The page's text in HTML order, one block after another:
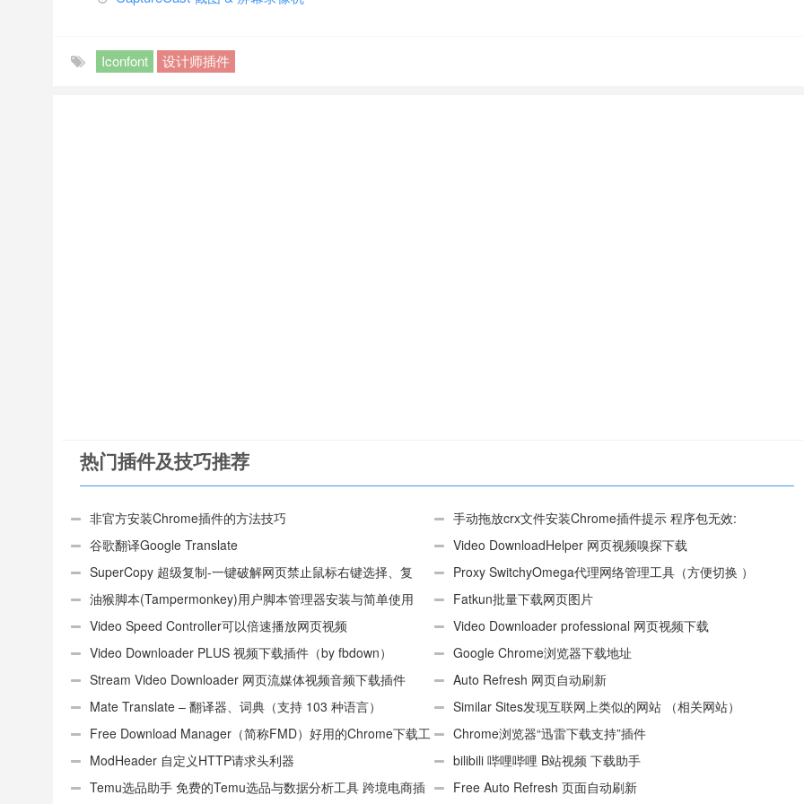
Iconfont 设计师插件
热门插件及技巧推荐
非官方安装Chrome插件的方法技巧
手动拖放crx文件安装Chrome插件提示 程序包无效:
“CEX_HEADER_INVALID”的解决办法
谷歌翻译Google Translate
Video DownloadHelper 网页视频嗅探下载
SuperCopy 超级复制-一键破解网页禁止鼠标右键选择、复
制
Proxy SwitchyOmega代理网络管理工具（方便切换 ）
油猴脚本(Tampermonkey)用户脚本管理器安装与简单使用
（适用Android）
Fatkun批量下载网页图片
Video Speed Controller可以倍速播放网页视频
Video Downloader professional 网页视频下载
Video Downloader PLUS 视频下载插件（by fbdown）
Google Chrome浏览器下载地址
Stream Video Downloader 网页流媒体视频音频下载插件
Auto Refresh 网页自动刷新
Mate Translate – 翻译器、词典（支持 103 种语言）
Similar Sites发现互联网上类似的网站 （相关网站）
Free Download Manager（简称FMD）好用的Chrome下载工
具插件
Chrome浏览器“迅雷下载支持”插件
ModHeader 自定义HTTP请求头利器
bilibili 哔哩哔哩 B站视频 下载助手
Temu选品助手 免费的Temu选品与数据分析工具 跨境电商插
Free Auto Refresh 页面自动刷新